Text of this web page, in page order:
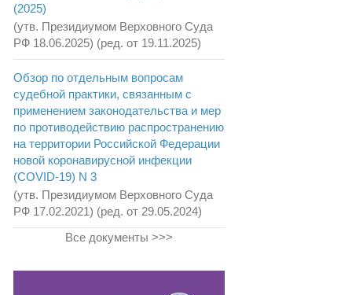
(2025)
(утв. Президиумом Верховного Суда
РФ 18.06.2025) (ред. от 19.11.2025)
Обзор по отдельным вопросам
судебной практики, связанным с
применением законодательства и мер
по противодействию распространению
на территории Российской Федерации
новой коронавирусной инфекции
(COVID-19) N 3
(утв. Президиумом Верховного Суда
РФ 17.02.2021) (ред. от 29.05.2024)
Все документы >>>